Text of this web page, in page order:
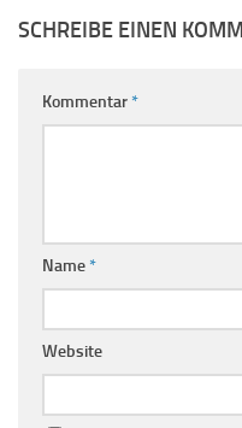
SCHREIBE EINEN
Kommentar*
Name*
Website